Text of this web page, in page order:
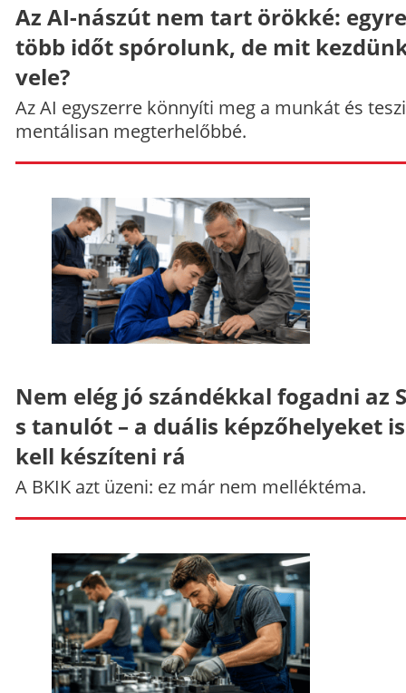
Az AI-nászút nem tart örökké: egyre
több időt spórolunk, de mit
vele?
Az AI egyszerre könnyíti meg a munkát és
mentálisan megterhelőbbé.
Nem elég jó szándékkal fogadni az
s tanulót – a duális képzőhelyeket
kell készíteni rá
A BKIK azt üzeni: ez már nem melléktéma.